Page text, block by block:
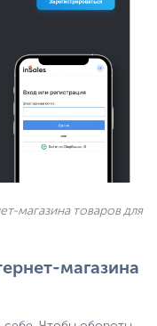
магазина товаров для
магазина